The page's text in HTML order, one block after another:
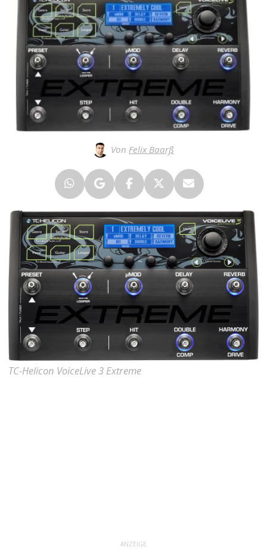
Von Felix Baarß
TC-Helicon VoiceLive 3 Extreme
ANZEIGE